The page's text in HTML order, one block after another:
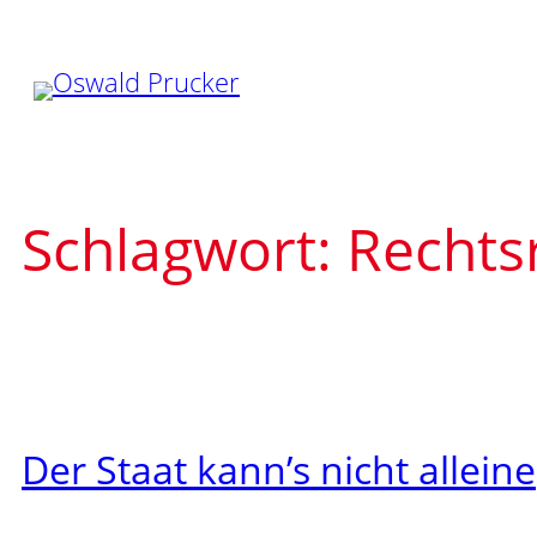
Inhalt
springen
Schlagwort:
Der Staat kann’s nicht alleine